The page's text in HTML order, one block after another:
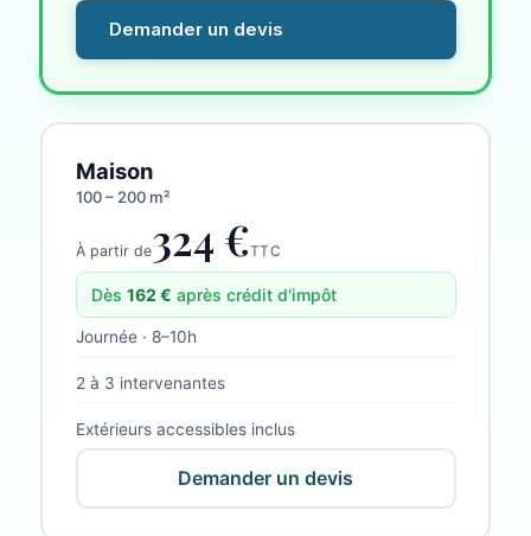
Demander un devis
Maison
100 – 200 m²
À partir de324 €TTC
Dès 162 € après crédit d'impôt
Journée · 8–10h
2 à 3 intervenantes
Extérieurs accessibles inclus
Demander un devis